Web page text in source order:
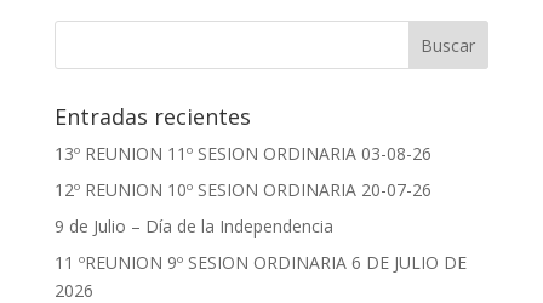
Entradas recientes
13º REUNION 11º SESION ORDINARIA 03-08-26
12º REUNION 10º SESION ORDINARIA 20-07-26
9 de Julio – Día de la Independencia
11 ºREUNION 9º SESION ORDINARIA 6 DE JULIO DE
2026